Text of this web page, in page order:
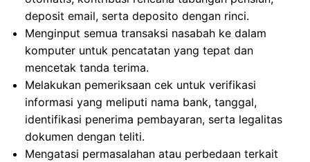
deposit email, serta deposito dengan rinci.
Menginput semua transaksi nasabah ke dalam
komputer untuk pencatatan yang tepat dan
mencetak tanda terima.
Melakukan pemeriksaan cek untuk verifikasi
informasi yang meliputi nama bank, tanggal,
identifikasi penerima pembayaran, serta legalitas
dokumen dengan teliti.
Mengatasi permasalahan atau perbedaan terkait